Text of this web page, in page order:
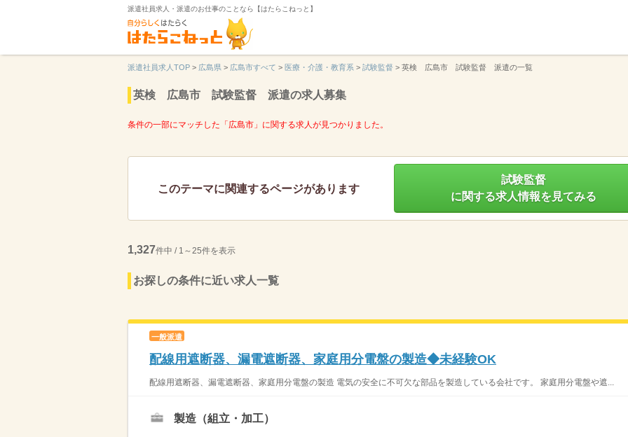
派遣社員求人・派遣のお仕事のことなら【はたらこねっと】
派遣社員求人TOP > 広島県 > 広島市すべて > 医療・介護・教育系 > 試験監督 > 英検 広島市 試験監督 派遣の一覧
英検 広島市 試験監督 派遣の求人募集
条件の一部にマッチした「広島市」に関する求人が見つかりました。
このテーマに関連するページがあります
試験監督
に関する求人情報を見てみる
1,327件中 / 1～25件を表示
お探しの条件に近い求人一覧
一般派遣
配線用遮断器、漏電遮断器、家庭用分電盤の製造◆未経験OK
配線用遮断器、漏電遮断器、家庭用分電盤の製造 電気の安全に不可欠な部品を製造している会社です。 家庭用分電盤や遮...
製造（組立・加工）